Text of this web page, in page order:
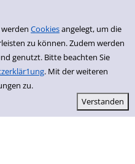
Cookiesangelegt, um die
zu können. Zudem werden
genutzt. Bitte beachten Sie
. Mit der weiteren
zu.